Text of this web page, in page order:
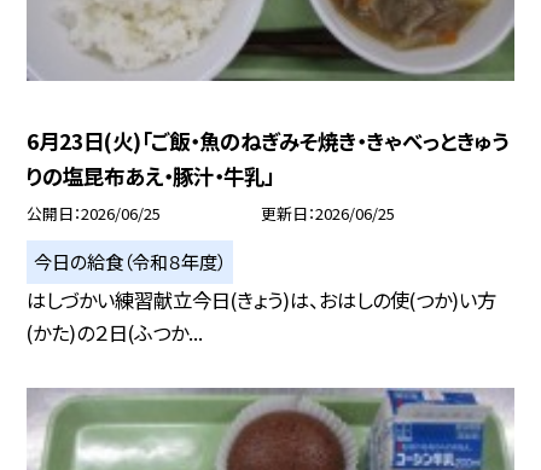
6月23日(火)「ご飯・魚のねぎみそ焼き・きゃべっときゅう
りの塩昆布あえ・豚汁・牛乳」
公開日 2026/06/25 更新日 2026/06/25
今日の給食（令和８年度）
はしづかい練習献立今日(きょう)は、おはしの使(つか)い方
(かた)の２日(ふつか...